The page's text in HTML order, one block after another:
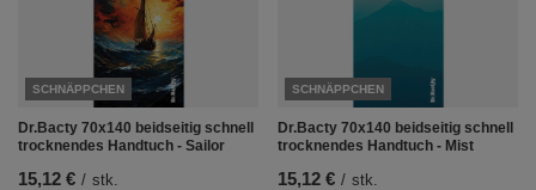
SCHNÄPPCHEN
Dr.Bacty 70x140 beidseitig schnell
trocknendes Handtuch - Sailor
15,12 € / stk.
SCHNÄPPCHEN
Dr.Bacty 70x140 beidseitig schnell
trocknendes Handtuch - Mist
15,12 € / stk.